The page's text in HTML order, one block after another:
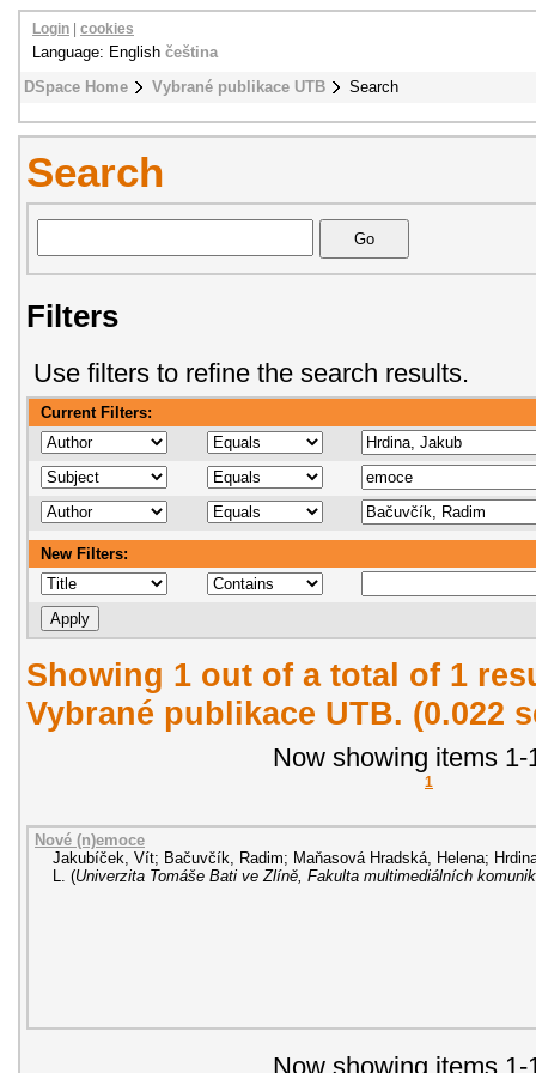
DSpace Home Vybrané publikace UTB Search
Login cookies
Language: English čeština
Search
Filters
Use filters to refine the search results.
Current Filters:
New Filters:
Showing 1 out of a total of 1
Vybrané publikace UTB. (0.022
Now showing items 1-
1
Nové (n)emoce
Jakubíček, Vít; Bačuvčík, Radim; Maňasová Hradská, Helena;
(Univerzita Tomáše Bati ve Zlíně, Fakulta multimediálních
Now showing items 1-